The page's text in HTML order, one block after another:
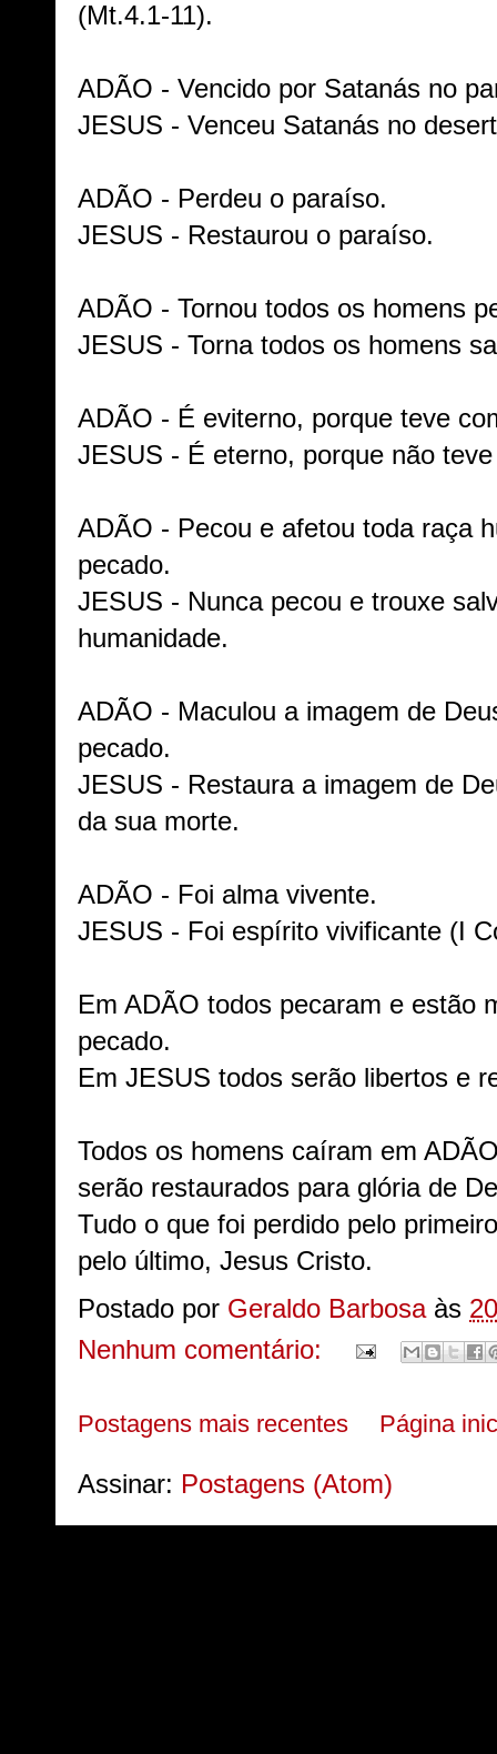
(Mt.4.1-11).
ADÃO - Vencido por Satanás no
JESUS - Venceu Satanás no
ADÃO - Perdeu o paraíso.
JESUS - Restaurou o paraíso.
ADÃO - Tornou todos os homens
JESUS - Torna todos os homens
ADÃO - É eviterno, porque teve
JESUS - É eterno, porque não
ADÃO - Pecou e afetou toda raça
pecado.
JESUS - Nunca pecou e trouxe
humanidade.
ADÃO - Maculou a imagem de
pecado.
JESUS - Restaura a imagem de
da sua morte.
ADÃO - Foi alma vivente.
JESUS - Foi espírito vivificante (I
Em ADÃO todos pecaram e estão
pecado.
Em JESUS todos serão libertos e
Todos os homens caíram em
serão restaurados para glória de
Tudo o que foi perdido pelo
pelo último, Jesus Cristo.
Postado por Geraldo Barbosa às
Nenhum comentário:
Postagens mais recentes Página
Assinar: Postagens (Atom)